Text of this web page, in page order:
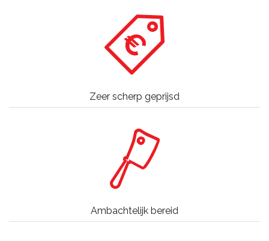
Zeer scherp geprijsd
Ambachtelijk bereid